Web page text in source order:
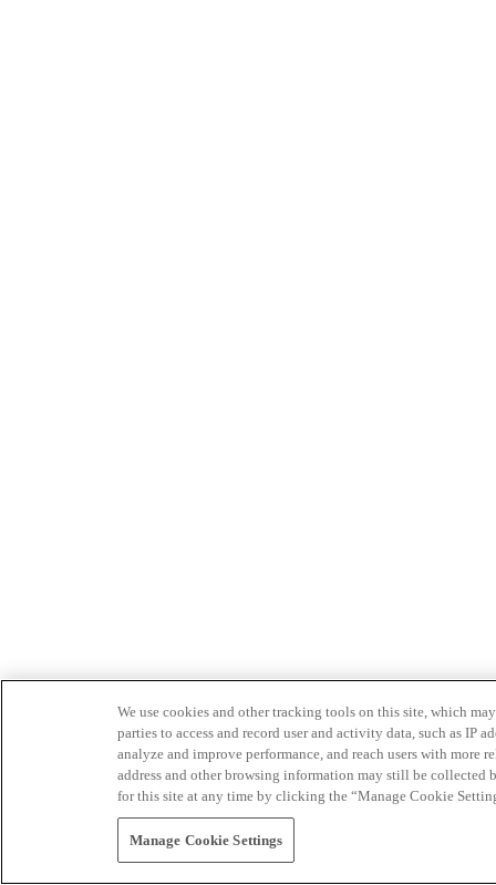
We use cookies and other tracking tools on this site, which
parties to access and record user and activity data, such as IP
analyze and improve performance, and reach users with
address and other browsing information may still be collected
for this site at any time by clicking the “Manage Cookie
Manage Cookie Settings